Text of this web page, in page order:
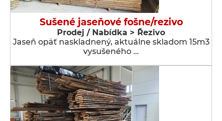
Sušené jaseňové fošne/rezivo
Prodej / Nabídka > Řezivo
Jaseň opäť naskladnený, aktuálne skladom 15m3
vysušeného …